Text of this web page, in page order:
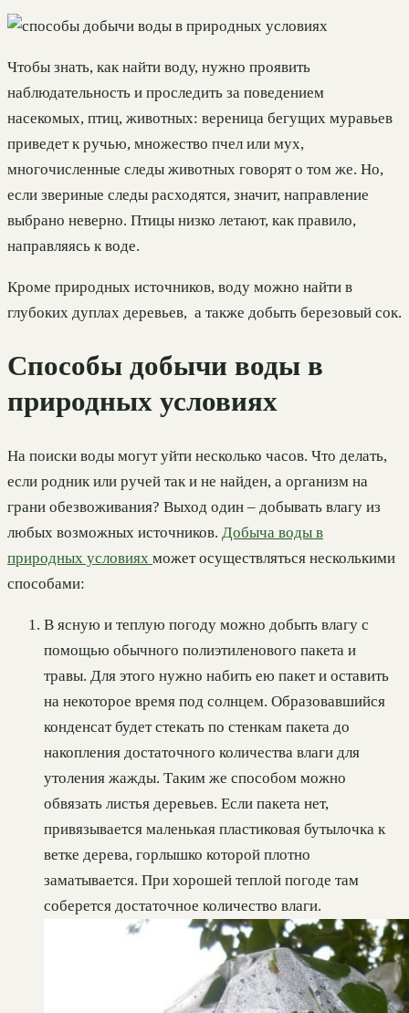
Чтобы знать, как найти воду, нужно проявить
наблюдательность и проследить за поведением
насекомых, птиц, животных: вереница бегущих муравьев
приведет к ручью, множество пчел или мух,
многочисленные следы животных говорят о том же. Но,
если звериные следы расходятся, значит, направление
выбрано неверно. Птицы низко летают, как правило,
направляясь к воде.
Кроме природных источников, воду можно найти в
глубоких дуплах деревьев, а также добыть березовый сок.
Способы добычи воды в
природных условиях
На поиски воды могут уйти несколько часов. Что делать,
если родник или ручей так и не найден, а организм на
грани обезвоживания? Выход один – добывать влагу из
любых возможных источников. Добыча воды в
природных условиях может осуществляться несколькими
способами:
В ясную и теплую погоду можно добыть влагу с
помощью обычного полиэтиленового пакета и
травы. Для этого нужно набить ею пакет и оставить
на некоторое время под солнцем. Образовавшийся
конденсат будет стекать по стенкам пакета до
накопления достаточного количества влаги для
утоления жажды. Таким же способом можно
обвязать листья деревьев. Если пакета нет,
привязывается маленькая пластиковая бутылочка к
ветке дерева, горлышко которой плотно
заматывается. При хорошей теплой погоде там
соберется достаточное количество влаги.